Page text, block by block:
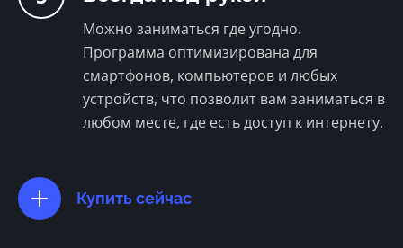
Можно заниматься где угодно.
Программа оптимизирована для
смартфонов, компьютеров и любых
устройств, что позволит вам заниматься в
любом месте, где есть доступ к интернету.
Купить сейчас